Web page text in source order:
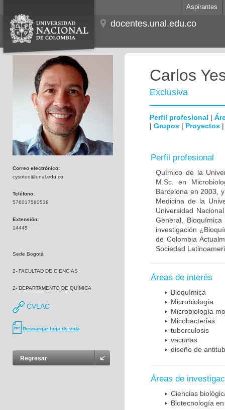
Aspirantes
docentes.unal.edu.co
Correo electrónico:
cysotoo@unal.edu.co
Teléfono:
576017580538
Extensión:
14445
Sede Bogotá
2- FACULTAD DE CIENCIAS
2- DEPARTAMENTO DE QUÍMICA
CVLAC
Descargar hoja de vida
Regresar
Carlos
Exclusiva
Perfil profesional |
| Grupos | Proyectos
Perfil profesional
Químico de la
M.Sc. en
Barcelona en 2003,
Medicina de la
Universidad
General,
investigación
de Colombia
Sociedad
Áreas de interés
Bioquímica
Microbiología
Microbiología
Micobacterias
tuberculosis
vacunas
diseño de
Áreas de
Ciencias
Biotecnología